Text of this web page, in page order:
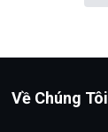
Về Chúng Tôi